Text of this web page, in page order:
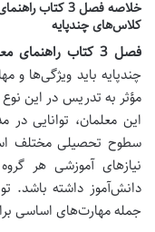
خلاصه فصل 3
کلاس‌های چندپایه
فصل 3 کتاب راهنمای معلم کلاس های چند پایه
چندپایه باید ویژگی‌ها و
مؤثر به تدریس در این
این معلمان، توانایی
سطوح تحصیلی مختلف
نیازهای آموزشی هر
دانش‌آموز داشته باشد.
جمله مهارت‌های اساسی